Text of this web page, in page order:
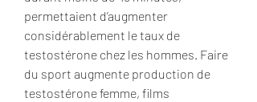
permettaient d’augmenter
considérablement le taux de
testostérone chez les hommes. Faire
du sport augmente production de
testostérone femme, films